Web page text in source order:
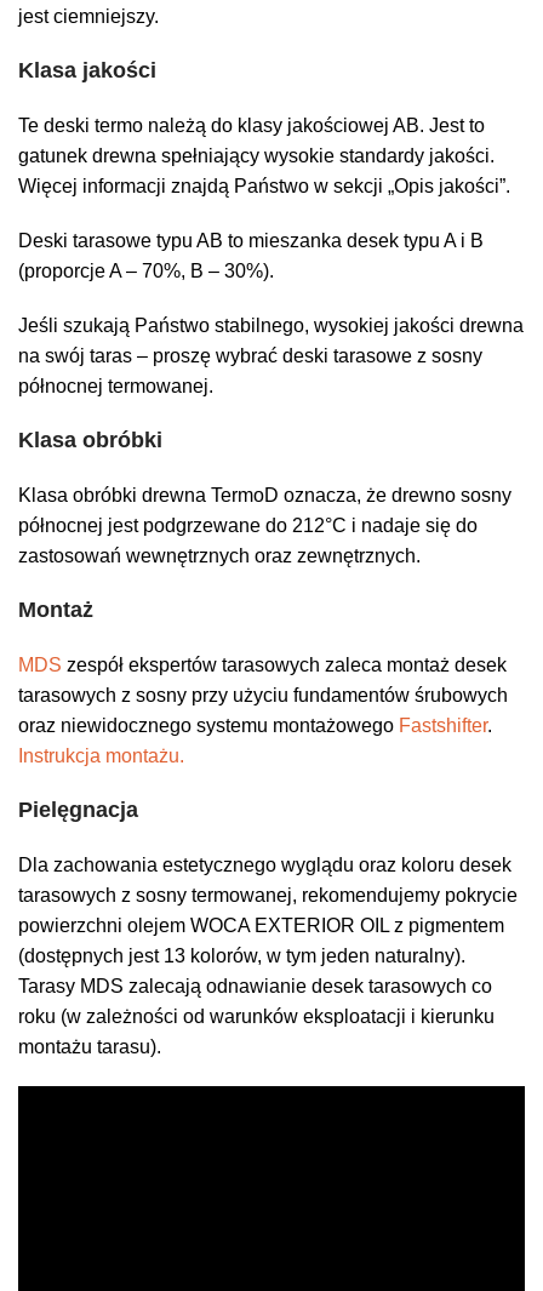
jest ciemniejszy.
Klasa jakości
Te deski termo należą do klasy jakościowej AB. Jest to
gatunek drewna spełniający wysokie standardy jakości.
Więcej informacji znajdą Państwo w sekcji „Opis jakości”.
Deski tarasowe typu AB to mieszanka desek typu A i B
(proporcje A – 70%, B – 30%).
Jeśli szukają Państwo stabilnego, wysokiej jakości drewna
na swój taras – proszę wybrać deski tarasowe z sosny
północnej termowanej.
Klasa obróbki
Klasa obróbki drewna TermoD oznacza, że drewno sosny
północnej jest podgrzewane do 212°C i nadaje się do
zastosowań wewnętrznych oraz zewnętrznych.
Montaż
MDS zespół ekspertów tarasowych zaleca montaż desek
tarasowych z sosny przy użyciu fundamentów śrubowych
oraz niewidocznego systemu montażowego Fastshifter.
Instrukcja montażu.
Pielęgnacja
Dla zachowania estetycznego wyglądu oraz koloru desek
tarasowych z sosny termowanej, rekomendujemy pokrycie
powierzchni olejem WOCA EXTERIOR OIL z pigmentem
(dostępnych jest 13 kolorów, w tym jeden naturalny).
Tarasy MDS zalecają odnawianie desek tarasowych co
roku (w zależności od warunków eksploatacji i kierunku
montażu tarasu).